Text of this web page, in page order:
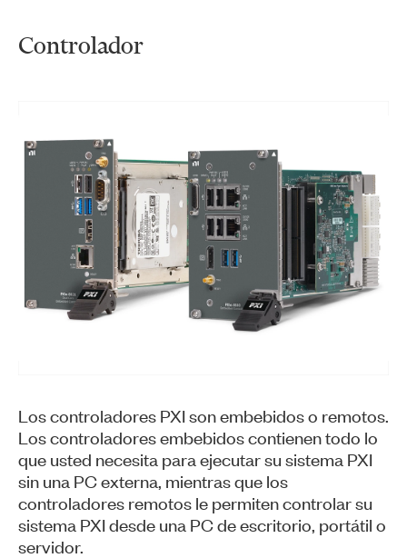
Controlador
Los controladores PXI son embebidos o remotos.
Los controladores embebidos contienen todo lo
que usted necesita para ejecutar su sistema PXI
sin una PC externa, mientras que los
controladores remotos le permiten controlar su
sistema PXI desde una PC de escritorio, portátil o
servidor.